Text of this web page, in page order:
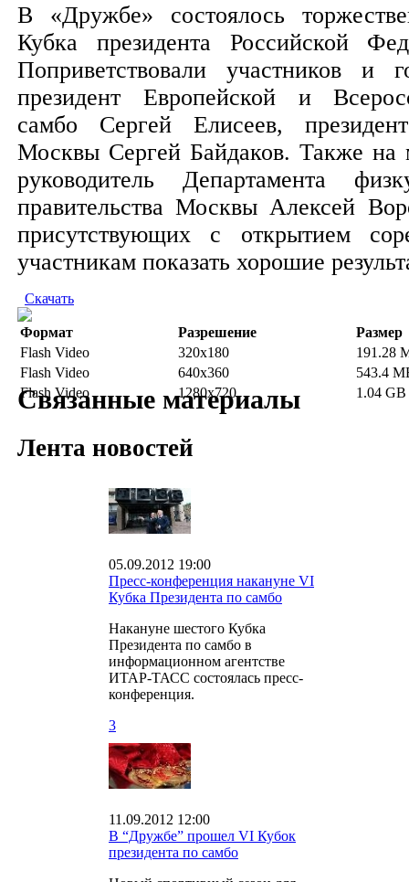
В «Дружбе» состоялось
Кубка президента Российской
Поприветствовали участников и
президент Европейской и
самбо Сергей Елисеев,
Москвы Сергей Байдаков. Также на
руководитель Департамента
правительства Москвы Алексей
присутствующих с открытием
участникам показать хорошие
Скачать
Формат Разрешение
Размер
Flash Video
320x180
191.28
Flash Video
640x360
543.4
Flash Video
1280x720 1.04 GB
Связанные материалы
Лента новостей
05.09.2012 19:00
Пресс-конференция накануне VI
Кубка Президента по самбо
Накануне шестого Кубка
Президента по самбо в
информационном агентстве
ИТАР-ТАСС состоялась пресс-
конференция.
3
11.09.2012 12:00
В “Дружбе” прошел VI Кубок
президента по самбо